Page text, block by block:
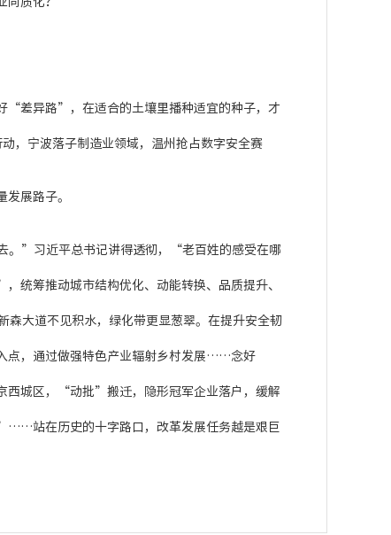
异路”，在适合的土壤里播种适宜的种子，才
宁波落子制造业领域，温州抢占数字安全赛
展路子。
。”习近平总书记讲得透彻，“老百姓的感受在哪
筹推动城市结构优化、动能转换、品质提升、
道不见积水，绿化带更显葱翠。在提升安全韧
，通过做强特色产业辐射乡村发展……念好
城区，“动批”搬迁，隐形冠军企业落户，缓解
站在历史的十字路口，改革发展任务越是艰巨